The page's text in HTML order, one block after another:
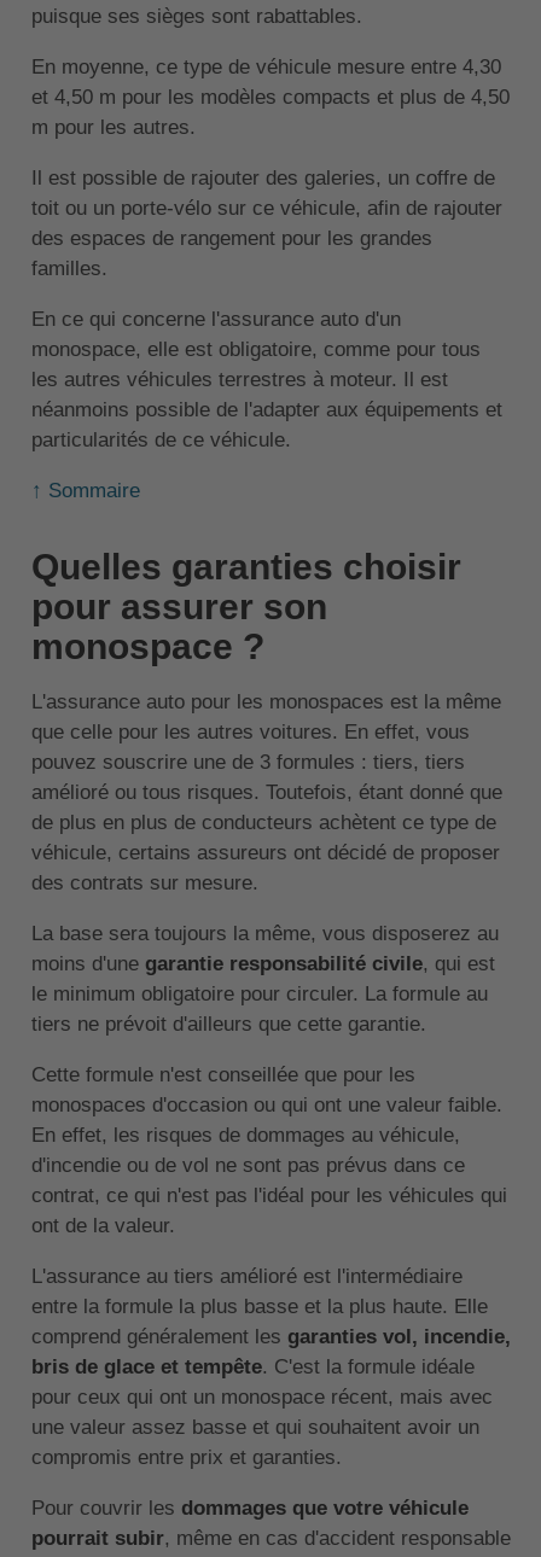
puisque ses sièges sont rabattables.
En moyenne, ce type de véhicule mesure entre 4,30
et 4,50 m pour les modèles compacts et plus de 4,50
m pour les autres.
Il est possible de rajouter des galeries, un coffre de
toit ou un porte-vélo sur ce véhicule, afin de rajouter
des espaces de rangement pour les grandes
familles.
En ce qui concerne l'assurance auto d'un
monospace, elle est obligatoire, comme pour tous
les autres véhicules terrestres à moteur. Il est
néanmoins possible de l'adapter aux équipements et
particularités de ce véhicule.
↑ Sommaire
Quelles garanties choisir
pour assurer son
monospace ?
L'assurance auto pour les monospaces est la même
que celle pour les autres voitures. En effet, vous
pouvez souscrire une de 3 formules : tiers, tiers
amélioré ou tous risques. Toutefois, étant donné que
de plus en plus de conducteurs achètent ce type de
véhicule, certains assureurs ont décidé de proposer
des contrats sur mesure.
La base sera toujours la même, vous disposerez au
moins d'une garantie responsabilité civile, qui est
le minimum obligatoire pour circuler. La formule au
tiers ne prévoit d'ailleurs que cette garantie.
Cette formule n'est conseillée que pour les
monospaces d'occasion ou qui ont une valeur faible.
En effet, les risques de dommages au véhicule,
d'incendie ou de vol ne sont pas prévus dans ce
contrat, ce qui n'est pas l'idéal pour les véhicules qui
ont de la valeur.
L'assurance au tiers amélioré est l'intermédiaire
entre la formule la plus basse et la plus haute. Elle
comprend généralement les garanties vol, incendie,
bris de glace et tempête. C'est la formule idéale
pour ceux qui ont un monospace récent, mais avec
une valeur assez basse et qui souhaitent avoir un
compromis entre prix et garanties.
Pour couvrir les dommages que votre véhicule
pourrait subir, même en cas d'accident responsable